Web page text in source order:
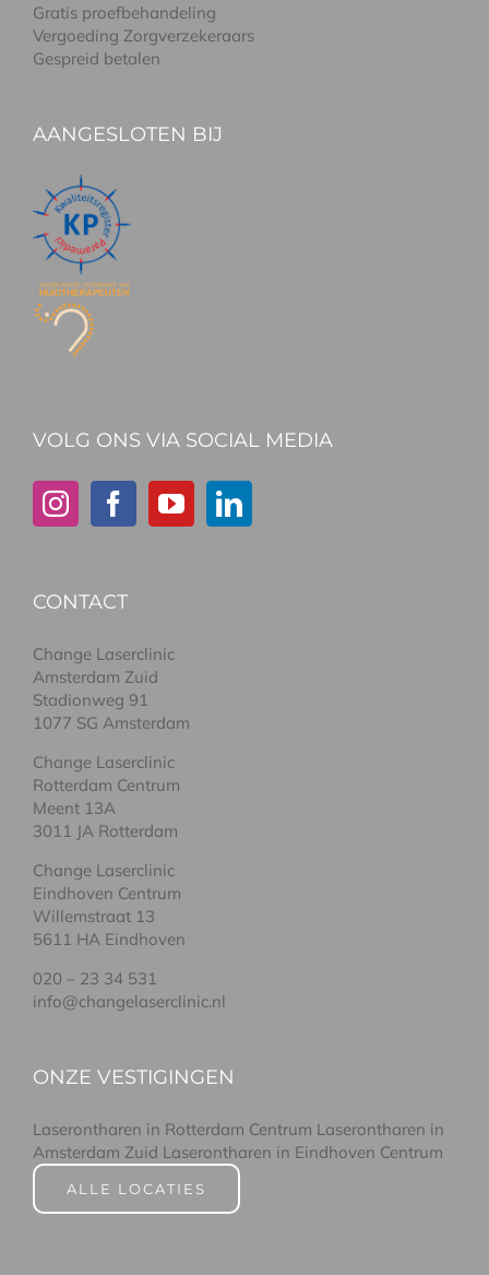
Gratis proefbehandeling
Vergoeding Zorgverzekeraars
Gespreid betalen
AANGESLOTEN BIJ
VOLG ONS VIA SOCIAL MEDIA
CONTACT
Change Laserclinic
Amsterdam Zuid
Stadionweg 91
1077 SG Amsterdam
Change Laserclinic
Rotterdam Centrum
Meent 13A
3011 JA Rotterdam
Change Laserclinic
Eindhoven Centrum
Willemstraat 13
5611 HA Eindhoven
020 – 23 34 531
info@changelaserclinic.nl
ONZE VESTIGINGEN
Laserontharen in Rotterdam Centrum Laserontharen in
Amsterdam Zuid Laserontharen in Eindhoven Centrum
ALLE LOCATIES